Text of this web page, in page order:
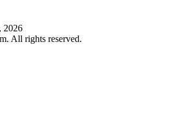
2026
All rights reserved.